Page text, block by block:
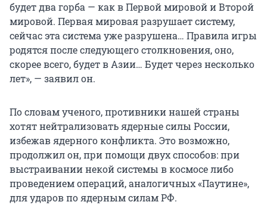
будет два горба — как в Первой мировой и Второй
мировой. Первая мировая разрушает систему,
сейчас эта система уже разрушена… Правила игры
родятся после следующего столкновения, оно,
скорее всего, будет в Азии… Будет через несколько
лет», — заявил он.
По словам ученого, противники нашей страны
хотят нейтрализовать ядерные силы России,
избежав ядерного конфликта. Это возможно,
продолжил он, при помощи двух способов: при
выстраивании некой системы в космосе либо
проведением операций, аналогичных «Паутине»,
для ударов по ядерным силам РФ.